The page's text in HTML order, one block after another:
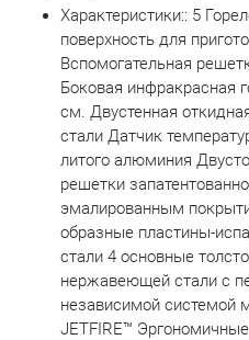
Характеристики:: 5
поверхность для
Вспомогательная
Боковая инфракрасная
см. Двустенная
стали Датчик
литого алюминия
решетки
эмалированным
образные пластины-
стали 4 основные
нержавеющей стали с
независимой системой
JETFIRE™